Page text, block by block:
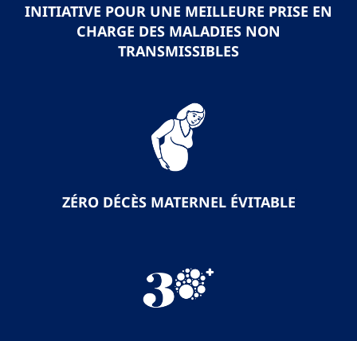
INITIATIVE POUR UNE MEILLEURE PRISE EN
CHARGE DES MALADIES NON
TRANSMISSIBLES
ZÉRO DÉCÈS MATERNEL ÉVITABLE